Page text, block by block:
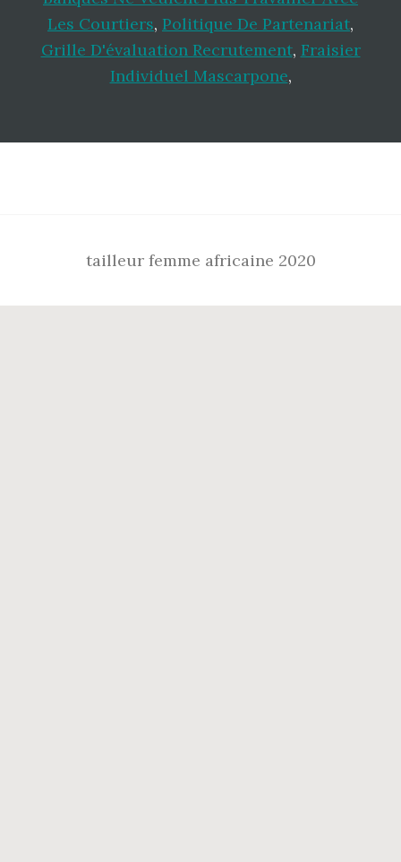
Les Courtiers, Politique De Partenariat,
Grille D'évaluation Recrutement, Fraisier
Individuel Mascarpone,
tailleur femme africaine 2020